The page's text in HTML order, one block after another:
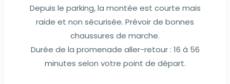
Depuis le parking, la montée est courte mais
raide et non sécurisée. Prévoir de bonnes
chaussures de marche.
Durée de la promenade aller-retour : 16 à 56
minutes selon votre point de départ.